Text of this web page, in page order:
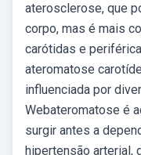
aterosclerose, que
corpo, mas é mais
carótidas e
ateromatose
influenciada por
Webateromatose é
surgir antes a
hipertensão arterial,